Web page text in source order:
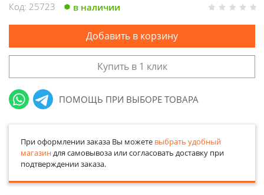
Код: 25723 в наличии
Добавить в корзину
Купить в 1 клик
ПОМОЩЬ ПРИ ВЫБОРЕ ТОВАРА
При оформлении заказа Вы можете выбрать удобный
магазиндля самовывоза или согласовать доставку при
подтверждении заказа.